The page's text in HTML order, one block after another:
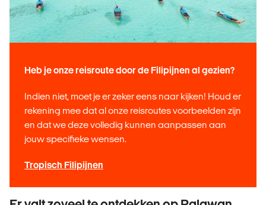
Heb je onze reisroute door de Filipijnen al gezien?
Indien niet, moet je er zeker eens naar kijken! Houd er
rekening mee dat al onze reisroutes voorbeelden zijn
en dat we deze volledig kunnen aanpassen aan
jouw specifieke wensen.
Tropisch Filipijnen